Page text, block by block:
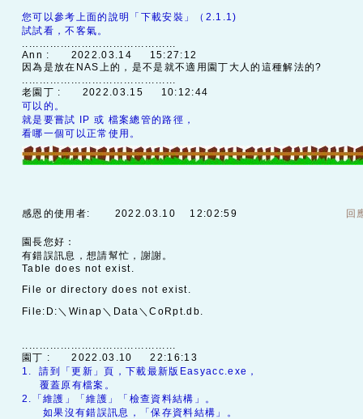
您可以參考上面的說明「下載安裝」（2.1.1)
試試看，不客氣。
............................................
Ann : 2022.03.14 15:27:12
因為是放在NAS上的，是不是就不適用園丁大人的這種解法的?
............................................
老園丁 : 2022.03.15 10:12:44
可以的。
就是要嘗試 IP 或 檔案總管的路徑，
看哪一個可以正常使用。
感恩的使用者: 2022.03.10 12:02:59 回
園長您好：
有錯誤訊息，想請幫忙，謝謝。
Table does not exist.
File or directory does not exist.
File:D:＼Winap＼Data＼CoRpt.db.
............................................
園丁 :2022.03.10 22:16:13
1. 請到「更新」頁，下載最新版Easyacc.exe，
覆蓋原有檔案。
2.「維護」「維護」「檢查資料結構」。
如果沒有錯誤訊息，「保存資料結構」。